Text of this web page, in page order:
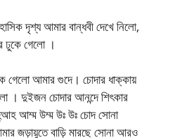
দৃশ্য আমার বান্ধবী দেখে নিলো,
ঢুকে গেলো ।
গেলো আমার গুদে। চোদার ধাক্কায়
। দুইজন চোদার আনন্দে শিৎকার
আম্ম উম্ম উঃ উঃ চোদ সোনা
জড়ায়ুতে বাড়ি মারছে সোনা আরও